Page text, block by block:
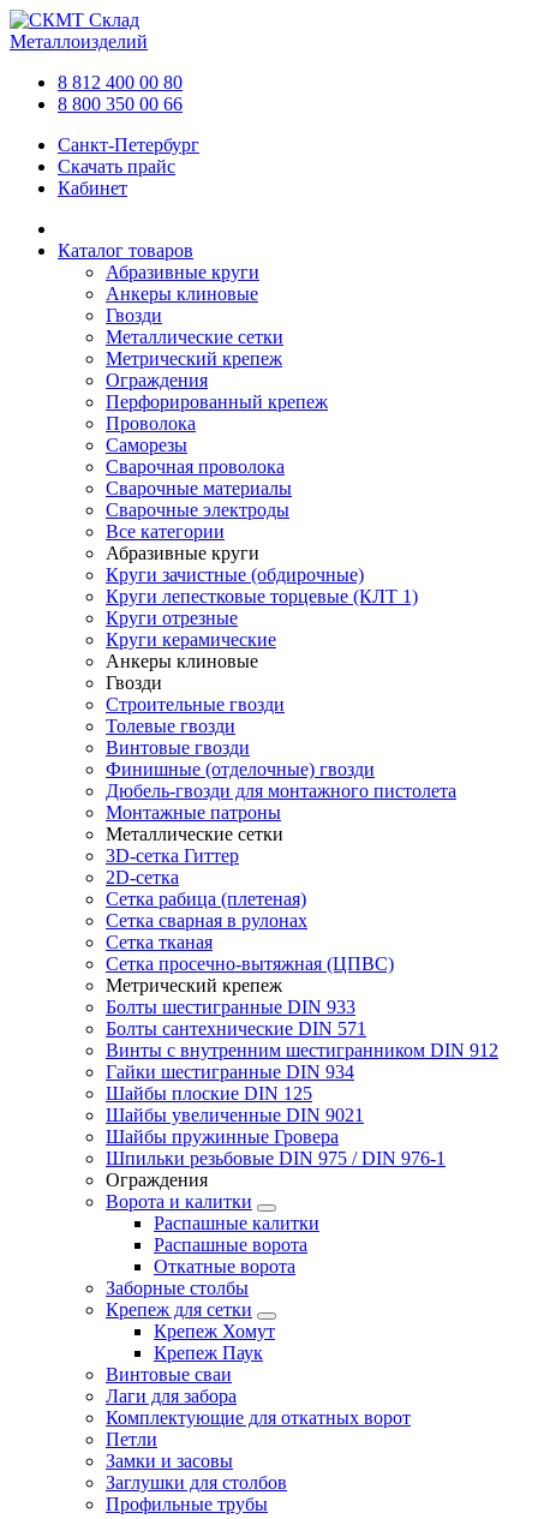
Склад
Металлоизделий
8 812 400 00 80
8 800 350 00 66
Санкт-Петербург
Скачать прайс
Кабинет
Каталог товаров
Абразивные круги
Анкеры клиновые
Гвозди
Металлические сетки
Метрический крепеж
Ограждения
Перфорированный крепеж
Проволока
Саморезы
Сварочная проволока
Сварочные материалы
Сварочные электроды
Все категории
Абразивные круги
Круги зачистные (обдирочные)
Круги лепестковые торцевые (КЛТ 1)
Круги отрезные
Круги керамические
Анкеры клиновые
Гвозди
Строительные гвозди
Толевые гвозди
Винтовые гвозди
Финишные (отделочные) гвозди
Дюбель-гвозди для монтажного пистолета
Монтажные патроны
Металлические сетки
3D-сетка Гиттер
2D-сетка
Сетка рабица (плетеная)
Сетка сварная в рулонах
Сетка тканая
Сетка просечно-вытяжная (ЦПВС)
Метрический крепеж
Болты шестигранные DIN 933
Болты сантехнические DIN 571
Винты с внутренним шестигранником DIN 912
Гайки шестигранные DIN 934
Шайбы плоские DIN 125
Шайбы увеличенные DIN 9021
Шайбы пружинные Гровера
Шпильки резьбовые DIN 975 / DIN 976-1
Ограждения
Ворота и калитки
Распашные калитки
Распашные ворота
Откатные ворота
Заборные столбы
Крепеж для сетки
Крепеж Хомут
Крепеж Паук
Винтовые сваи
Лаги для забора
Комплектующие для откатных ворот
Петли
Замки и засовы
Заглушки для столбов
Профильные трубы